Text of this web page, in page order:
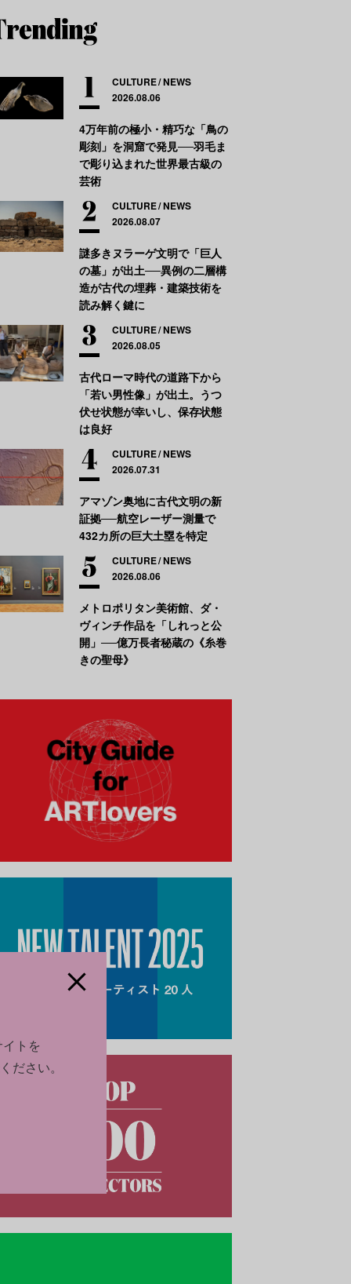
CULTURE NEWS
2026.08.06
4万年前の極小・精巧な「鳥の
彫刻」を洞窟で発見──羽毛ま
で彫り込まれた世界最古級の
芸術
CULTURE NEWS
2026.08.07
謎多きヌラーゲ文明で「巨人
の墓」が出土──異例の二層構
造が古代の埋葬・建築技術を
読み解く鍵に
CULTURE NEWS
2026.08.05
古代ローマ時代の道路下から
「若い男性像」が出土。うつ
伏せ状態が幸いし、保存状態
は良好
CULTURE NEWS
2026.07.31
アマゾン奥地に古代文明の新
証拠──航空レーザー測量で
432カ所の巨大土塁を特定
CULTURE NEWS
2026.08.06
メトロポリタン美術館、ダ・
ヴィンチ作品を「しれっと公
開」──億万長者秘蔵の《糸巻
きの聖母》
トを
ださい。